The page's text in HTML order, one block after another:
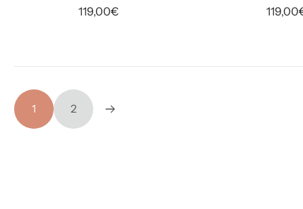
119,00€
1 2